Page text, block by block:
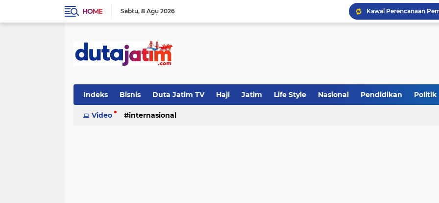
HOME Sabtu 8 Agu 2026
Sinergi Fiskal Moneter:
Indeks Bisnis Duta Jatim TV Haji Jatim Life Style Nasional Pendidikan Politik
Video internasional